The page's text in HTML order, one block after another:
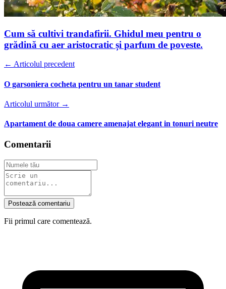
Cum să cultivi trandafirii. Ghidul meu pentru o
grădină cu aer aristocratic și parfum de poveste.
← Articolul precedent
O garsoniera cocheta pentru un tanar student
Articolul următor →
Apartament de doua camere amenajat elegant in tonuri neutre
Comentarii
Postează comentariu
Fii primul care comentează.